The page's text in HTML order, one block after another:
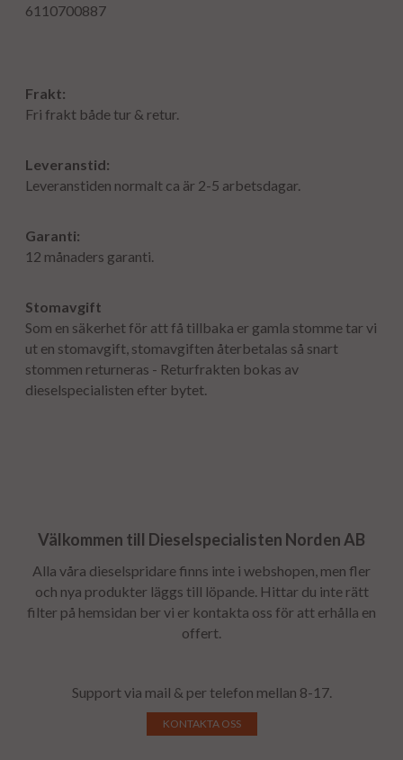
6110700887
Frakt:
Fri frakt både tur & retur.
Leveranstid:
Leveranstiden normalt ca är 2-5 arbetsdagar.
Garanti:
12 månaders garanti.
Stomavgift
Som en säkerhet för att få tillbaka er gamla stomme tar vi
ut en stomavgift, stomavgiften återbetalas så snart
stommen returneras - Returfrakten bokas av
dieselspecialisten efter bytet.
Välkommen till Dieselspecialisten Norden AB
Alla våra dieselspridare finns inte i webshopen, men fler
och nya produkter läggs till löpande. Hittar du inte rätt
filter på hemsidan ber vi er kontakta oss för att erhålla en
offert.
Support via mail & per telefon mellan 8-17.
KONTAKTA OSS